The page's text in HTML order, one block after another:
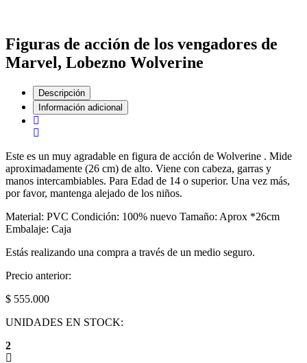
Figuras de acción de los vengadores de
Marvel, Lobezno Wolverine
Descripción
Información adicional
Este es un muy agradable en figura de acción de Wolverine . Mide
aproximadamente (26 cm) de alto. Viene con cabeza, garras y
manos intercambiables. Para Edad de 14 o superior. Una vez más,
por favor, mantenga alejado de los niños.
Material: PVC Condición: 100% nuevo Tamaño: Aprox *26cm
Embalaje: Caja
Estás realizando una compra a través de un medio seguro.
Precio anterior:
$ 555.000
UNIDADES EN STOCK:
2